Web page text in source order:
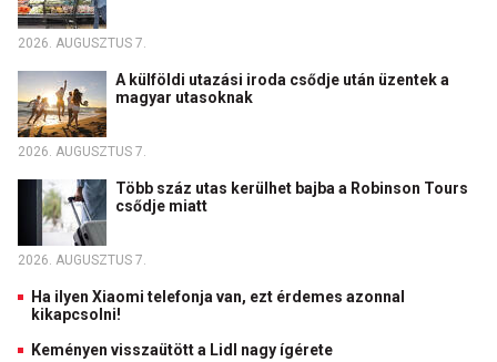
2026. AUGUSZTUS 7.
A külföldi utazási iroda csődje után üzentek a
magyar utasoknak
2026. AUGUSZTUS 7.
Több száz utas kerülhet bajba a Robinson Tours
csődje miatt
2026. AUGUSZTUS 7.
Ha ilyen Xiaomi telefonja van, ezt érdemes azonnal
kikapcsolni!
Keményen visszaütött a Lidl nagy ígérete